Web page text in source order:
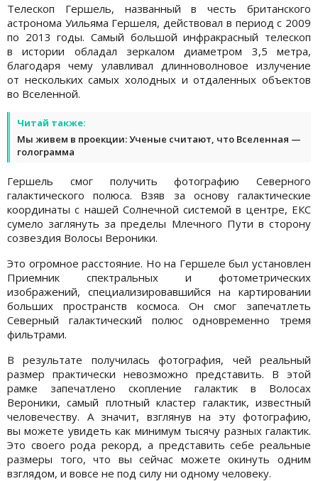
Телескоп Гершель, названный в честь британского
астронома Уильяма Гершеля, действовал в период с 2009
по 2013 годы. Самый большой инфракрасный телескоп
в истории обладал зеркалом диаметром 3,5 метра,
благодаря чему улавливал длинноволновое излучение
от нескольких самых холодных и отдаленных объектов
во Вселенной.
Читай также:
Мы живем в проекции: Ученые считают, что Вселенная —
голограмма
Гершель смог получить фотографию Северного
галактического полюса. Взяв за основу галактические
координаты с нашей Солнечной системой в центре, ЕКС
сумело заглянуть за пределы Млечного Пути в сторону
созвездия Волосы Вероники.
Это огромное расстояние. Но на Гершеле был установлен
Приемник спектральных и фотометрических
изображений, специализировавшийся на картировании
больших пространств космоса. Он смог запечатлеть
Северный галактический полюс одновременно тремя
фильтрами.
В результате получилась фотография, чей реальный
размер практически невозможно представить. В этой
рамке запечатлено скопление галактик в Волосах
Вероники, самый плотный кластер галактик, известный
человечеству. А значит, взглянув на эту фотографию,
вы можете увидеть как минимум тысячу разных галактик.
Это своего рода рекорд, а представить себе реальные
размеры того, что вы сейчас можете окинуть одним
взглядом, и вовсе не под силу ни одному человеку.